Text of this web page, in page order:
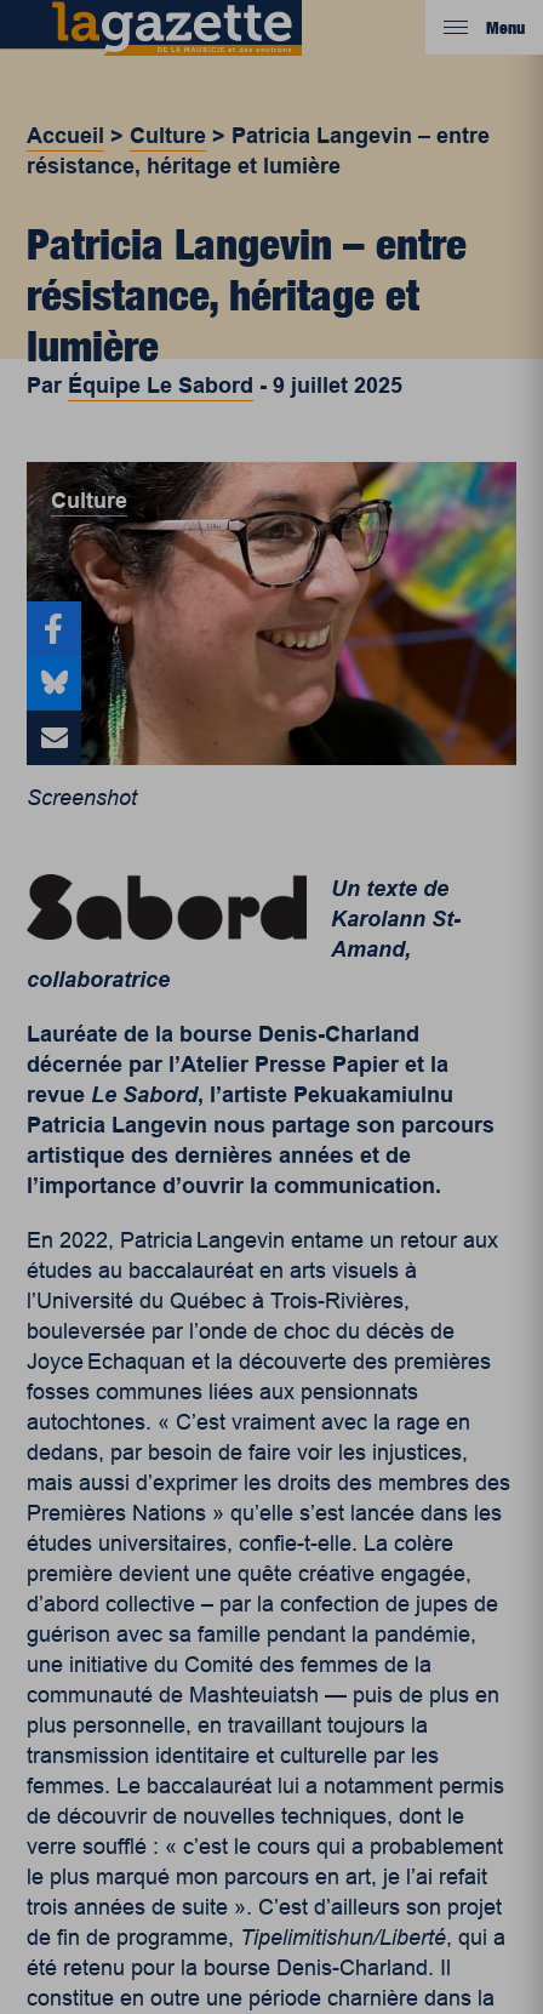
Menu
Accueil > Culture > Patricia Langevin – entre
résistance, héritage et lumière
Patricia Langevin – entre
résistance, héritage et
lumière
Par Équipe Le Sabord -9 juillet 2025
Culture
Screenshot
Un texte de
Karolann St-
Amand,
collaboratrice
Lauréate de la bourse Denis-Charland
décernée par l’Atelier Presse Papier et la
revue Le Sabord, l’artiste Pekuakamiulnu
Patricia Langevin nous partage son parcours
artistique des dernières années et de
l’importance d’ouvrir la communication.
En 2022, Patricia Langevin entame un retour aux
études au baccalauréat en arts visuels à
l’Université du Québec à Trois-Rivières,
bouleversée par l’onde de choc du décès de
Joyce Echaquan et la découverte des premières
fosses communes liées aux pensionnats
autochtones. « C’est vraiment avec la rage en
dedans, par besoin de faire voir les injustices,
mais aussi d’exprimer les droits des membres des
Premières Nations » qu’elle s’est lancée dans les
études universitaires, confie-t-elle. La colère
première devient une quête créative engagée,
d’abord collective – par la confection de jupes de
guérison avec sa famille pendant la pandémie,
une initiative du Comité des femmes de la
communauté de Mashteuiatsh — puis de plus en
plus personnelle, en travaillant toujours la
transmission identitaire et culturelle par les
femmes. Le baccalauréat lui a notamment permis
de découvrir de nouvelles techniques, dont le
verre soufflé : « c’est le cours qui a probablement
le plus marqué mon parcours en art, je l’ai refait
trois années de suite ». C’est d’ailleurs son projet
de fin de programme, Tipelimitishun/Liberté, qui a
été retenu pour la bourse Denis-Charland. Il
constitue en outre une période charnière dans la